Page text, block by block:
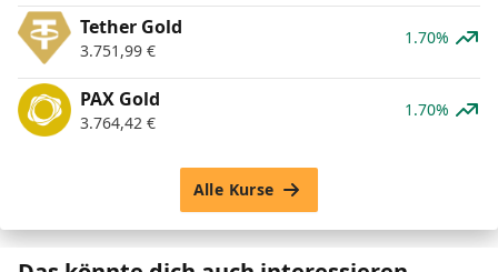
Tether Gold
3.751,99 €
1.70%
PAX Gold
3.764,42 €
1.70%
Alle Kurse